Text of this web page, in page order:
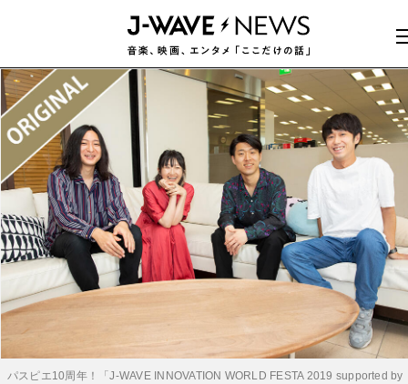
パスピエ10周年！「J-WAVE INNOVATION WORLD FESTA 2019 supported by